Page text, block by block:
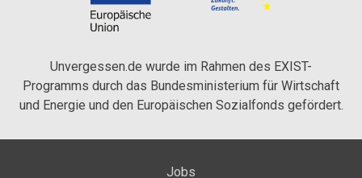
Unvergessen.de wurde im Rahmen des EXIST-
Programms durch das Bundesministerium für Wirtschaft
und Energie und den Europäischen Sozialfonds gefördert.
Jobs